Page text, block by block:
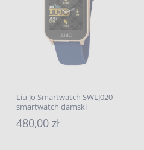
Liu Jo Smartwatch SWLJ020 -
smartwatch damski
480,00 zł